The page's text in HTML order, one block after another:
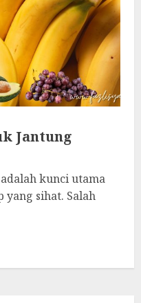
Jantung
kunci utama
yang sihat. Salah